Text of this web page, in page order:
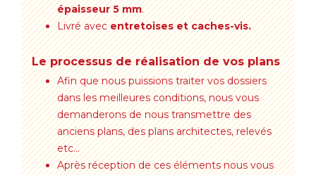
épaisseur 5 mm.
Livré avecentretoises et caches-vis.
Le processus de réalisation de vos plans
Afin que nous puissions traiter vos dossiers
dans les meilleures conditions, nous vous
demanderons de nous transmettre des
anciens plans, des plans architectes, relevés
etc…
Après réception de ces éléments nous vous